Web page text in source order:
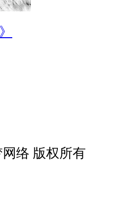
络 版权所有